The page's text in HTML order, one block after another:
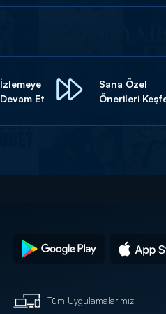
İzlemeye
Devam Et
Sana Özel
Önerileri
Tüm Uygulamalarımız